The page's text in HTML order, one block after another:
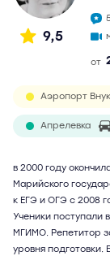
9,5
от
Аэропорт
Апрелевка
в 2000 году
Марийского
к ЕГЭ и ОГЭ с 2008
Ученики
МГИМО. Репетитор
уровня